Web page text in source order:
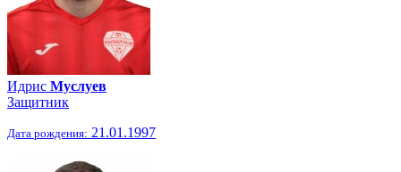
Идрис Муслуев
Защитник
Дата рождения: 21.01.1997